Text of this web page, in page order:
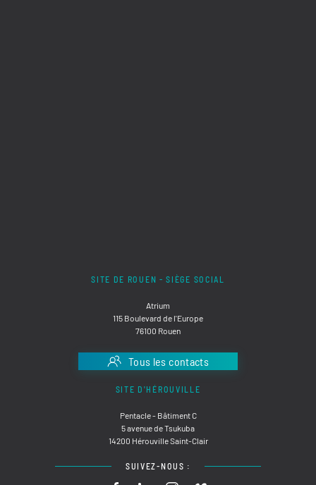
SITE DE ROUEN - SIÈGE SOCIAL
Atrium
115 Boulevard de l'Europe
76100 Rouen
Tous les contacts
SITE D'HÉROUVILLE
Pentacle - Bâtiment C
5 avenue de Tsukuba
14200 Hérouville Saint-Clair
SUIVEZ-NOUS :